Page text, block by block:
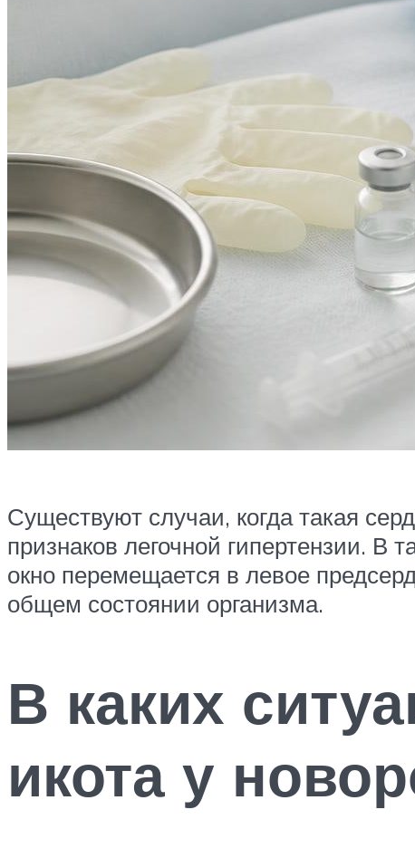
Существуют случаи, когда такая
признаков легочной гипертензии. В
окно перемещается в левое
общем состоянии организма.
В каких
икота у